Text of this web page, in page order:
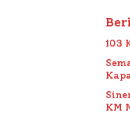
103
KM